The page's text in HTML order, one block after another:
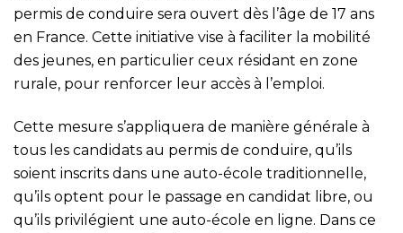
permis de conduire sera ouvert dès l’âge de 17 ans
en France. Cette initiative vise à faciliter la mobilité
des jeunes, en particulier ceux résidant en zone
rurale, pour renforcer leur accès à l’emploi.
Cette mesure s’appliquera de manière générale à
tous les candidats au permis de conduire, qu’ils
soient inscrits dans une auto-école traditionnelle,
qu’ils optent pour le passage en candidat libre, ou
qu’ils privilégient une auto-école en ligne. Dans ce